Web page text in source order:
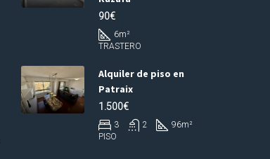
90€
6m²
TRASTERO
Alquiler de piso en
Patraix
1.500€
3 2 96m²
PISO